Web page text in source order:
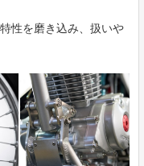
性を磨き込み、扱いや